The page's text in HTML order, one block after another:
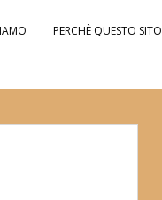
PERCHÈ QUESTO SITO